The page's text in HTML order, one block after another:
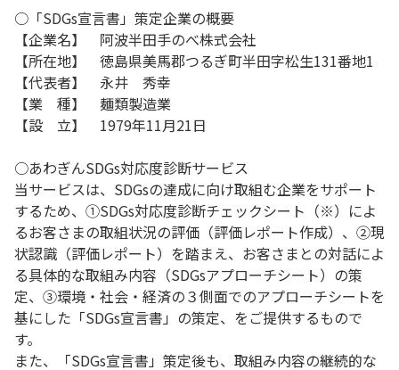
○「SDGs宣言書」策定企業の概要
【企業名】 阿波半田手のべ株式会社
【所在地】 徳島県美馬郡つるぎ町半田字松生131番地1
【代表者】 永井 秀幸
【業 種】 麺類製造業
【設 立】 1979年11月21日
○あわぎんSDGs対応度診断サービス
当サービスは、SDGsの達成に向け取組む企業をサポート
するため、①SDGs対応度診断チェックシート（※）によ
るお客さまの取組状況の評価（評価レポート作成）、②現
状認識（評価レポート）を踏まえ、お客さまとの対話によ
る具体的な取組み内容（SDGsアプローチシート）の策
定、③環境・社会・経済の３側面でのアプローチシートを
基にした「SDGs宣言書」の策定、をご提供するもので
す。
また、「SDGs宣言書」策定後も、取組み内容の継続的な